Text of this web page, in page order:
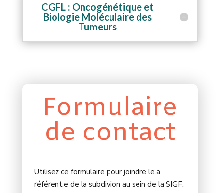
CGFL : Oncogénétique et
Biologie Moléculaire des
Tumeurs
Formulaire
de contact
Utilisez ce formulaire pour joindre le.a
référent.e de la subdivion au sein de la SIGF.